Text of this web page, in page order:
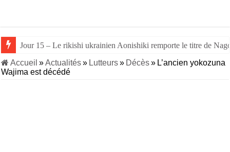
Jour 15 – Le rikishi ukrainien Aonishiki remporte le titre de
Accueil »Actualités» Lutteurs» Décès» L’ancien yokozuna
Wajima est décédé